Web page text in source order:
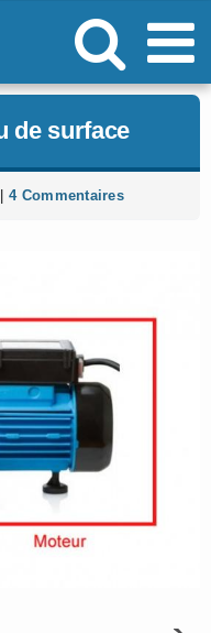
de surface
4 Commentaires